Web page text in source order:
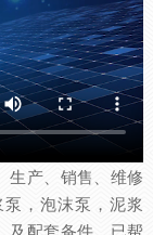
生产、销售、维修
，泡沫泵，泥浆
及配套备件，已帮